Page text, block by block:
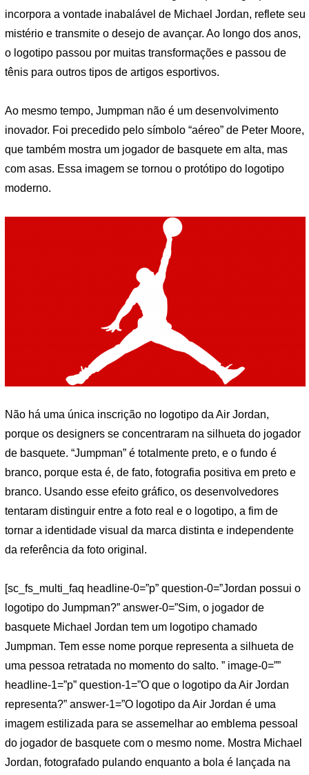
incorpora a vontade inabalável de Michael Jordan, reflete seu
mistério e transmite o desejo de avançar. Ao longo dos anos,
o logotipo passou por muitas transformações e passou de
tênis para outros tipos de artigos esportivos.
Ao mesmo tempo, Jumpman não é um desenvolvimento
inovador. Foi precedido pelo símbolo “aéreo” de Peter Moore,
que também mostra um jogador de basquete em alta, mas
com asas. Essa imagem se tornou o protótipo do logotipo
moderno.
Não há uma única inscrição no logotipo da Air Jordan,
porque os designers se concentraram na silhueta do jogador
de basquete. “Jumpman” é totalmente preto, e o fundo é
branco, porque esta é, de fato, fotografia positiva em preto e
branco. Usando esse efeito gráfico, os desenvolvedores
tentaram distinguir entre a foto real e o logotipo, a fim de
tornar a identidade visual da marca distinta e independente
da referência da foto original.
[sc_fs_multi_faq headline-0=”p” question-0=”Jordan possui o
logotipo do Jumpman?” answer-0=”Sim, o jogador de
basquete Michael Jordan tem um logotipo chamado
Jumpman. Tem esse nome porque representa a silhueta de
uma pessoa retratada no momento do salto. ” image-0=””
headline-1=”p” question-1=”O que o logotipo da Air Jordan
representa?” answer-1=”O logotipo da Air Jordan é uma
imagem estilizada para se assemelhar ao emblema pessoal
do jogador de basquete com o mesmo nome. Mostra Michael
Jordan, fotografado pulando enquanto a bola é lançada na